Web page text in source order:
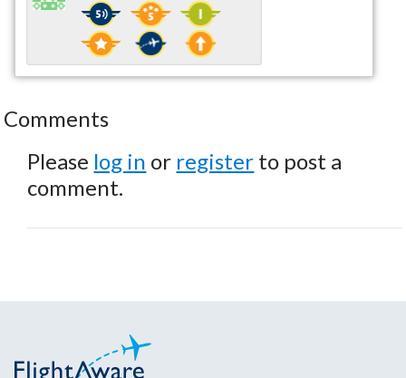
Comments
Please log in or register to post a
comment.